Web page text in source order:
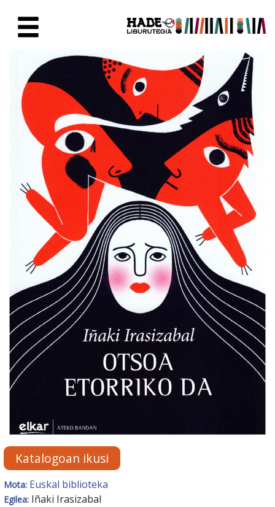
Eskuratu berriak Fitxa -
Katalogoan ikusi
Mota: Euskal biblioteka
Egilea: Iñaki Irasizabal